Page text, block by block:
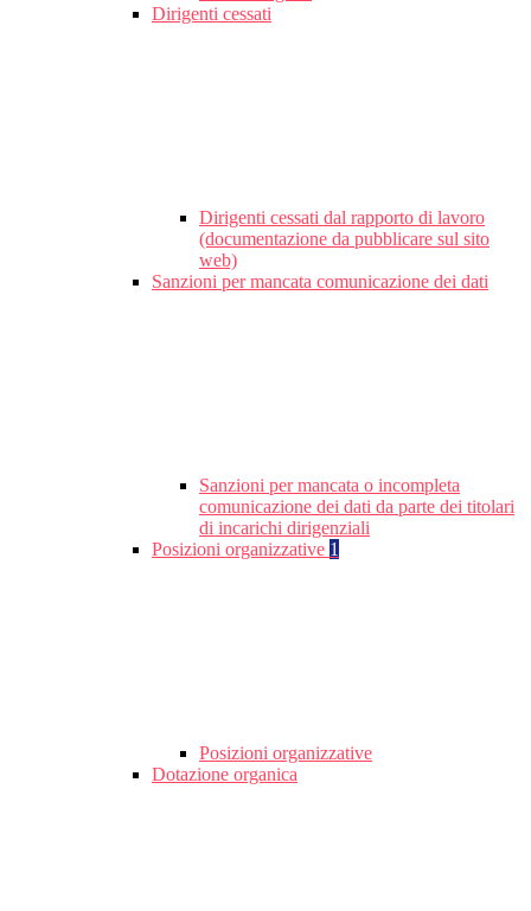
Dirigenti cessati
Dirigenti cessati dal rapporto di lavoro
(documentazione da pubblicare sul sito
web)
Sanzioni per mancata comunicazione dei dati
Sanzioni per mancata o incompleta
comunicazione dei dati da parte dei titolari
di incarichi dirigenziali
Posizioni organizzative 1
Posizioni organizzative
Dotazione organica